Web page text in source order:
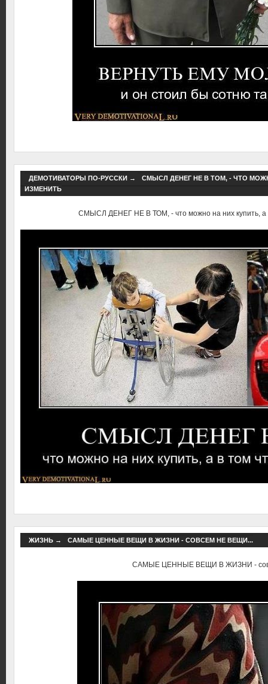
ДЕМОТИВАТОРЫ ПО-РУССКИ→
СМЫСЛ ДЕНЕГ НЕ В ТОМ, - ЧТО
ИЗМЕНИТЬ
СМЫСЛ ДЕНЕГ НЕ В ТОМ, - что можно на них купить, а
ЖИЗНЬ→ САМЫЕ ЦЕННЫЕ ВЕЩИ В ЖИЗНИ - СОВСЕМ НЕ ВЕЩИ...
САМЫЕ ЦЕННЫЕ ВЕЩИ В ЖИЗНИ -